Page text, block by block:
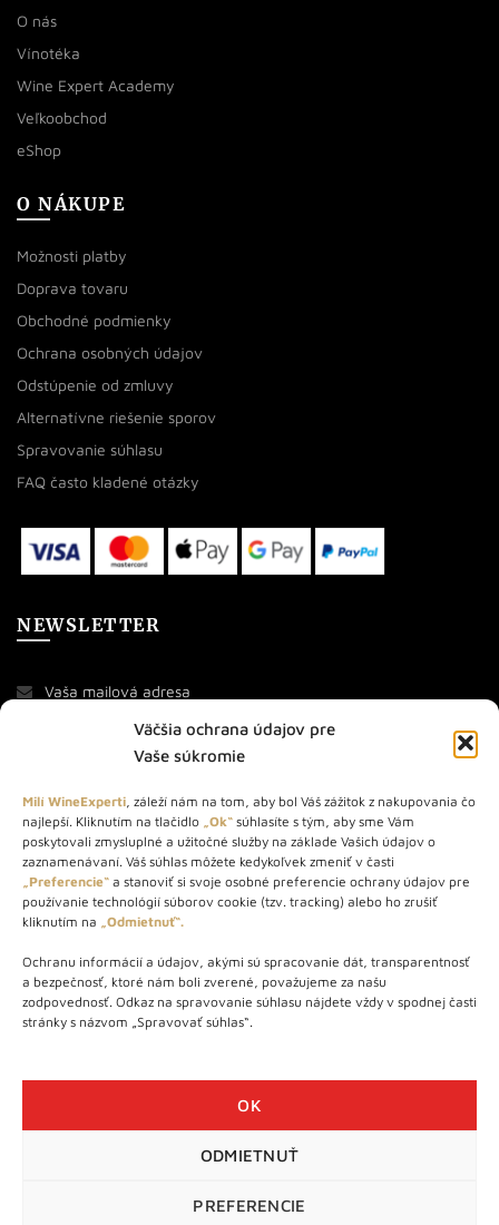
Väčšia ochrana údajov pre
Vaše súkromie
Milí WineExperti, záleží nám na tom, aby bol Váš zážitok z nakupovania čo
najlepší. Kliknutím na tlačidlo „Ok“ súhlasíte s tým, aby sme Vám
poskytovali zmysluplné a užitočné služby na základe Vašich údajov o
zaznamenávaní. Váš súhlas môžete kedykoľvek zmeniť v časti
„Preferencie“ a stanoviť si svoje osobné preferencie ochrany údajov pre
používanie technológií súborov cookie (tzv. tracking) alebo ho zrušiť
kliknutím na „Odmietnuť“.
Ochranu informácií a údajov, akými sú spracovanie dát, transparentnosť
a bezpečnosť, ktoré nám boli zverené, považujeme za našu
zodpovednosť. Odkaz na spravovanie súhlasu nájdete vždy v spodnej časti
stránky s názvom „Spravovať súhlas“.
OK
ODMIETNUŤ
PREFERENCIE
O nás
Vínotéka
Wine Expert Academy
Veľkoobchod
eShop
O NÁKUPE
Možnosti platby
Doprava tovaru
Obchodné podmienky
Ochrana osobných údajov
Odstúpenie od zmluvy
Alternatívne riešenie sporov
Spravovanie súhlasu
FAQ často kladené otázky
NEWSLETTER
O NÁS
STORE – obchod s vínom a destilátmi od roku 2010. Na našej
webovej stránke predávame viac ako 1000+ značkových
produktov.
Info tel.: +421 917 779 888
Vínotéka: +421 917 888 879
Vínotéka: Bratislavská 49/B, Bratislava 841 06
info@wineexpert.sk